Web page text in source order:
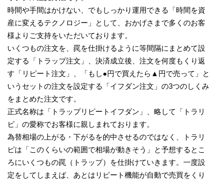
時間や手間はかけない、でもしっかり運用できる「時間を資
産に変えるテクノロジー」として、おかげさまで多くのお客
様よりご支持をいただいております。
いくつもの注文を、罠を仕掛けるように等間隔にまとめて設
定する「トラップ注文」、決済成立後、注文を何度もくり返
す「リピート注文」、「もし●円で買えたら▲円で売って」と
いうセットの注文を設定する「イフダン注文」の3つのしくみ
をまとめた注文です。
正式名称は「トラップリピートイフダン」、略して「トラリ
ピ」の愛称でお客様に親しまれております。
為替相場の上がる・下がるを的中させるのではなく、トラリ
ピは「このくらいの範囲で相場が動きそう」と予想するとこ
ろにいくつもの罠（トラップ）を仕掛けていきます。一度設
定をしてしまえば、あとはリピート機能が自動で売買をくり